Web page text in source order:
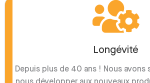
Longévité
Depuis plus de 40 ans ! Nous avons